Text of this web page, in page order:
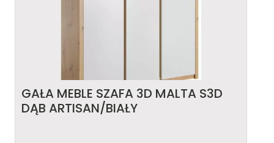
GAŁA MEBLE SZAFA 3D MALTA S3D
DĄB ARTISAN/BIAŁY